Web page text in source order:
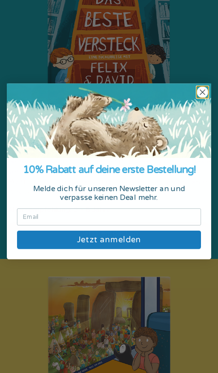
Ein Abenteuer für zwei
Versteck“ auf einer abenteuerlichen Bücherreise zu Heidi,
Versteck wohl finden werden?
Altersempfehlung: 2 - 8 Jahre
Jetzt entdecken
10% Rabatt auf deine erste Bestellung!
Melde dich für unseren Newsletter an und
verpasse keinen Deal mehr.
Jetzt anmelden